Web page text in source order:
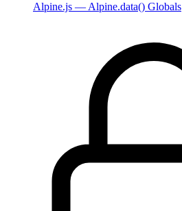
Alpine.js — Alpine.data() Globals